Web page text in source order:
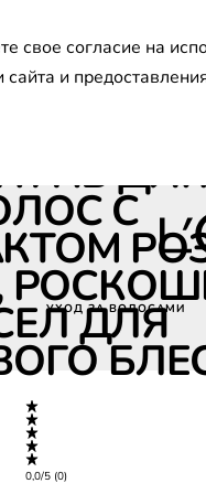
свое согласие на
сайта и
УХОД ЗА ВОЛОСАМИ
ДЛЯ
С
ДЛЯ
0,0/5 (0)